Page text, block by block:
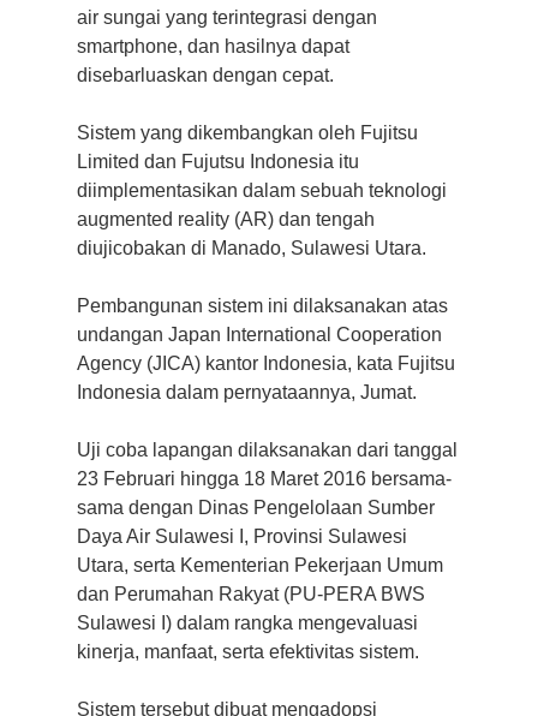
air sungai yang terintegrasi dengan
smartphone, dan hasilnya dapat
disebarluaskan dengan cepat.
Sistem yang dikembangkan oleh Fujitsu
Limited dan Fujutsu Indonesia itu
diimplementasikan dalam sebuah teknologi
augmented reality (AR) dan tengah
diujicobakan di Manado, Sulawesi Utara.
Pembangunan sistem ini dilaksanakan atas
undangan Japan International Cooperation
Agency (JICA) kantor Indonesia, kata Fujitsu
Indonesia dalam pernyataannya, Jumat.
Uji coba lapangan dilaksanakan dari tanggal
23 Februari hingga 18 Maret 2016 bersama-
sama dengan Dinas Pengelolaan Sumber
Daya Air Sulawesi I, Provinsi Sulawesi
Utara, serta Kementerian Pekerjaan Umum
dan Perumahan Rakyat (PU-PERA BWS
Sulawesi I) dalam rangka mengevaluasi
kinerja, manfaat, serta efektivitas sistem.
Sistem tersebut dibuat mengadopsi